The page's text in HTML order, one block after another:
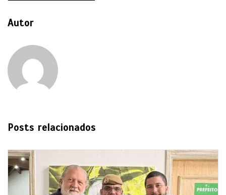
Autor
Posts relacionados